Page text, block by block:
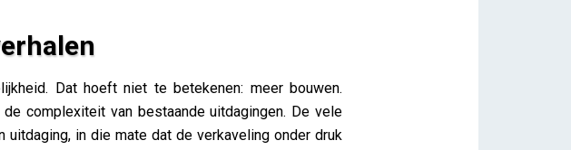
Dat hoeft niet te betekenen: meer bouwen.
complexiteit van bestaande uitdagingen. De vele
uitdaging, in die mate dat de verkaveling onder druk